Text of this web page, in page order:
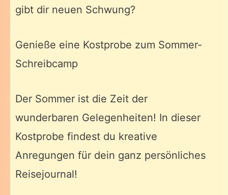
gibt dir neuen Schwung?
Genieße eine Kostprobe zum Sommer-
Schreibcamp
Der Sommer ist die Zeit der
wunderbaren Gelegenheiten! In dieser
Kostprobe findest du kreative
Anregungen für dein ganz persönliches
Reisejournal!